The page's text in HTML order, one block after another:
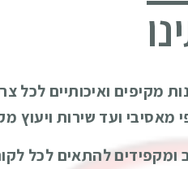
ואיכותיים לכל
ועד שירות ויעוץ
להתאים לכל